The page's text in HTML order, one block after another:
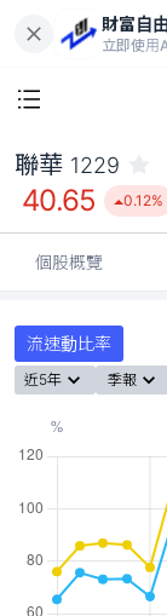
財富自由
立即使用
聯華 1229
40.65 0.12%
個股概覽
流速動比率
近5年 季報